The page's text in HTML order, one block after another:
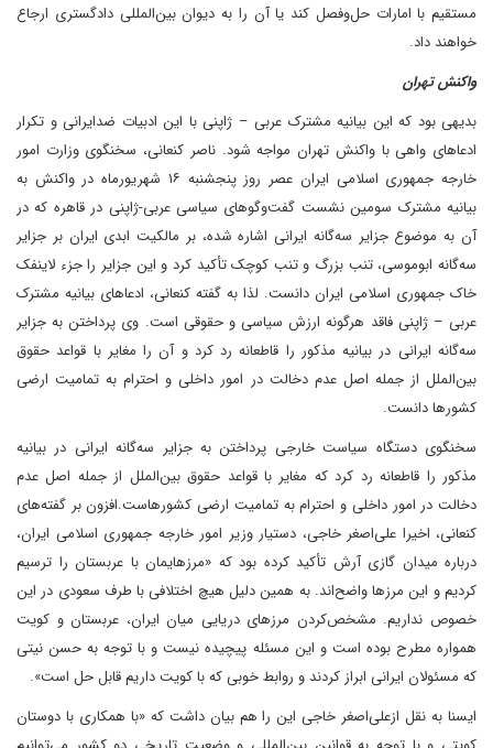
مستقیم با امارات حل‌وفصل کند یا آن را به دیوان بین‌المللی دادگستری ارجاع
خواهند داد.
واکنش تهران
بدیهی بود که این بیانیه مشترک عربی – ژاپنی با این ادبیات ضدایرانی و تکرار
ادعاهای واهی با واکنش تهران مواجه شود. ناصر کنعانی، سخنگوی وزارت امور
خارجه جمهوری اسلامی ایران عصر روز پنجشنبه ۱۶ شهریورماه در واکنش به
بیانیه مشترک سومین نشست گفت‌وگوهای سیاسی عربی-ژاپنی در قاهره که در
آن به موضوع جزایر سه‌گانه ایرانی اشاره شده، بر مالکیت ابدی ایران بر جزایر
سه‌گانه ابوموسی، تنب بزرگ و تنب کوچک تأکید کرد و این جزایر را جزء لاینفک
خاک جمهوری اسلامی ایران دانست. لذا به گفته کنعانی، ادعاهای بیانیه مشترک
عربی – ژاپنی فاقد هرگونه ارزش سیاسی و حقوقی است. وی پرداختن به جزایر
سه‌گانه ایرانی در بیانیه مذکور را قاطعانه رد کرد و آن را مغایر با قواعد حقوق
بین‌الملل از جمله اصل عدم دخالت در امور داخلی و احترام به تمامیت ارضی
کشورها دانست.
سخنگوی دستگاه سیاست خارجی پرداختن به جزایر سه‌گانه ایرانی در بیانیه
مذکور را قاطعانه رد کرد که مغایر با قواعد حقوق بین‌الملل از جمله اصل عدم
دخالت در امور داخلی و احترام به تمامیت ارضی کشورهاست.افزون بر گفته‌های
کنعانی، اخیرا علی‌اصغر خاجی، دستیار وزیر امور خارجه جمهوری اسلامی ایران،
درباره میدان گازی آرش تأکید کرده بود که «مرزهایمان با عربستان را ترسیم
کردیم و این مرزها واضح‌اند. به همین دلیل هیچ اختلافی با طرف سعودی در این
خصوص نداریم. مشخص‌کردن مرزهای دریایی میان ایران، عربستان و کویت
همواره مطرح بوده است و این مسئله پیچیده نیست و با توجه به حسن نیتی
که مسئولان ایرانی ابراز کردند و روابط خوبی که با کویت داریم قابل حل است».
ایسنا به نقل ازعلی‌اصغر خاجی این را هم بیان داشت که «با همکاری با دوستان